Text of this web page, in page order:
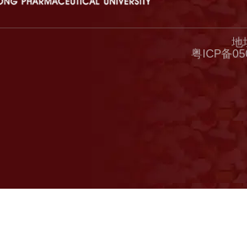
地
粤ICP备